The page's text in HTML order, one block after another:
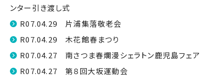
ンター引き渡し式
R07.04.29 片浦集落敬老会
R07.04.29 木花館春まつり
R07.04.27 南さつま春爛漫シェラトン鹿児島フェア
R07.04.27 第８回大坂運動会